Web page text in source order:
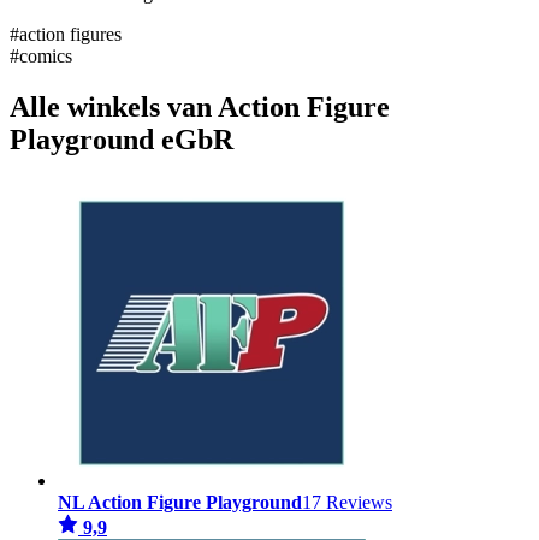
#action figures
#comics
Alle winkels van Action Figure
Playground eGbR
NL Action Figure Playground17 Reviews
9,9